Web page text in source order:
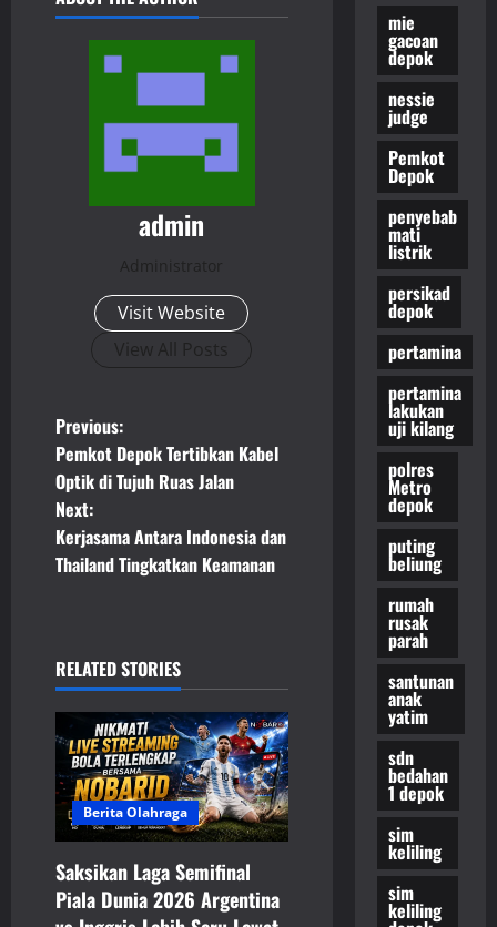
admin
Administrator
Visit Website
View All Posts
P
o
s
t
a
v
i
g
a
t
Previous:
Pemkot Depok Tertibkan Kabel
Optik di Tujuh Ruas Jalan
Next:
Kerjasama Antara Indonesia dan
Thailand Tingkatkan Keamanan
RELATED STORIES
Berita Olahraga
Saksikan Laga Semifinal
Piala Dunia 2026 Argentina
mie
gacoan
depok
nessie
judge
Pemkot
Depok
penyebab
mati
listrik
persikad
depok
pertamina
pertamina
lakukan
uji kilang
polres
Metro
depok
puting
beliung
rumah
rusak
parah
santunan
anak
yatim
sdn
bedahan
1 depok
sim
keliling
sim
keliling